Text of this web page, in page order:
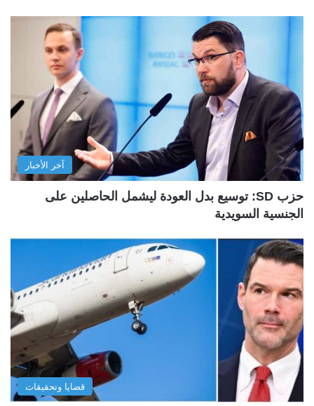
آخر الأخبار
حزب SD: توسيع بدل العودة ليشمل الحاصلين على
الجنسية السويدية
قضايا وتحقيقات